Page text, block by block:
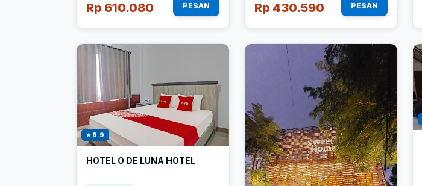
Rp 610.080 PESAN Rp 430.590 PESAN
⭐ 8.9
HOTEL O DE LUNA HOTEL